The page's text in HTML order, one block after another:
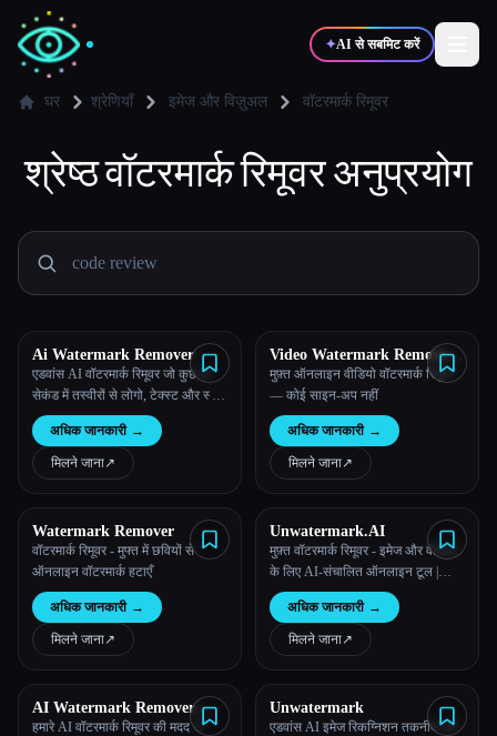
✦AI से सबमिट करें
✍️लेखक 🎨डिज़ाइनर
💻 📈
ब्लॉग
टूल्स की तुलना करें
सभी श्रेणियाँ
हमारे बारे में
घर श्रेणियाँ इमेज और विज़ुअल वॉटरमार्क रिमूवर
श्रेष्ठवॉटरमार्क रिमूवरअनुप्रयोग
Ai Watermark Remover
एडवांस AI वॉटरमार्क रिमूवर जो कुछ ही
सेकंड में तस्वीरों से लोगो, टेक्स्ट और स्टैम्प
को साफ़-सुथरा हटा देता है। पेशेवर
गुणवत्ता वाले परिणामों के साथ इस्तेमाल
करने के लिए मुफ़्त है।
अधिक जानकारी →
मिलने जाना↗︎
Video Watermark Remove
AI
मुफ़्त ऑनलाइन वीडियो वॉटरमार्क रिमूवर
— कोई साइन-अप नहीं
अधिक जानकारी →
मिलने जाना↗︎
Watermark Remover
वॉटरमार्क रिमूवर - मुफ्त में छवियों से
ऑनलाइन वॉटरमार्क हटाएँ
अधिक जानकारी →
मिलने जाना↗︎
Unwatermark.AI
मुफ़्त वॉटरमार्क रिमूवर - इमेज और वीडियो
के लिए AI-संचालित ऑनलाइन टूल |
Unwatermark.AI
अधिक जानकारी →
मिलने जाना↗︎
AI Watermark Remover
Online for Free
हमारे AI वॉटरमार्क रिमूवर की मदद से
Unwatermark
एडवांस AI इमेज रिकग्निशन तकनीक की